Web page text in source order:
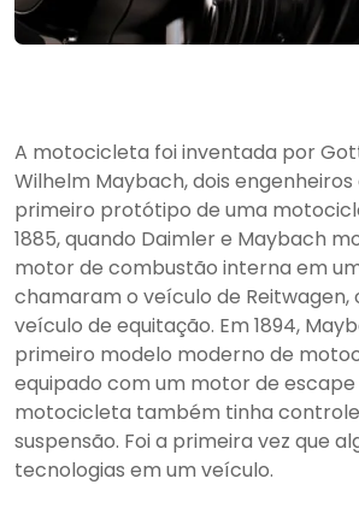
A motocicleta foi inventada por
Wilhelm Maybach, dois engenheiros
primeiro protótipo de uma
1885, quando Daimler e Maybach
motor de combustão interna em
chamaram o veículo de Reitwagen,
veículo de equitação. Em 1894,
primeiro modelo moderno de
equipado com um motor de escape
motocicleta também tinha
suspensão. Foi a primeira vez que
tecnologias em um veículo.